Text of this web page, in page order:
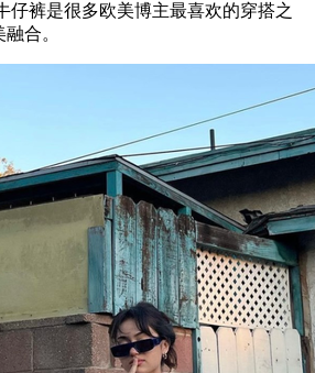
裤是很多欧美博主最喜欢的穿搭之
合。